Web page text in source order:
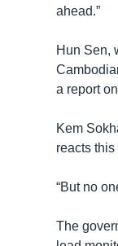
ahead.”
Hun Sen,
a report
Kem
reacts this
“But no
The